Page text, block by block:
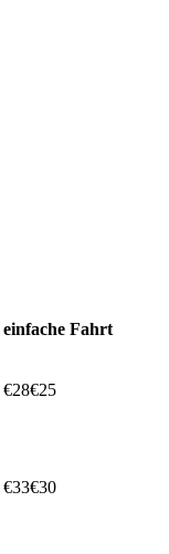
einfache Fahrt
€28€25
€33€30